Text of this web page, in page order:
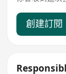
創建訂閱